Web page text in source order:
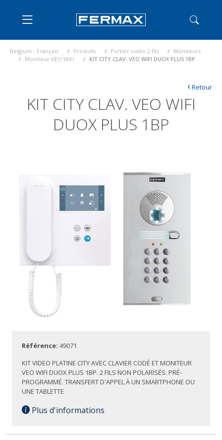
Belgium - Français Produits Portier vidéo 2 fils
Moniteurs
Moniteur VEO WiFi
KIT CITY CLAV. VEO WIFI DUOX PLUS 1BP
KIT CITY CLAV. VEO WIFI
DUOX PLUS 1BP
‹Retour
Référence: 49071
KIT VIDEO PLATINE CITY AVEC CLAVIER CODÉ ET MONITEUR
VEO WIFI DUOX PLUS 1BP. 2 FILS NON POLARISÉS. PRÉ-
PROGRAMMÉ. TRANSFERT D'APPEL À UN SMARTPHONE OU
UNE TABLETTE
Plus d'informations